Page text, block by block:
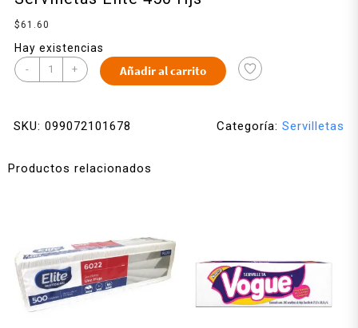
$61.60
Hay existencias
- + Añadir al carrito
SKU: 099072101678 Categoría: Servilletas
Productos relacionados